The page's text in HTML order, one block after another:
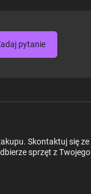
pytanie
Skontaktuj się ze
sprzęt z Twojego